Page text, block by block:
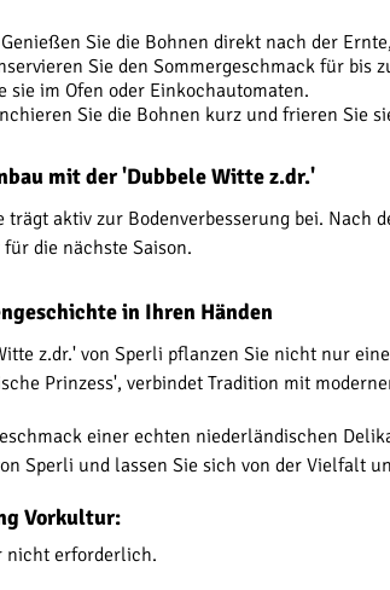
Sie die Bohnen direkt nach der
Sie den Sommergeschmack für bis
sie im Ofen oder Einkochautomaten.
Sie die Bohnen kurz und frieren Sie
mit der 'Dubbele Witte z.dr.'
trägt aktiv zur Bodenverbesserung bei.
die nächste Saison.
in Ihren Händen
z.dr.' von Sperli pflanzen Sie nicht nur
Prinzess', verbindet Tradition mit
einer echten niederländischen
Sperli und lassen Sie sich von der Vielfalt
Vorkultur:
nicht erforderlich.